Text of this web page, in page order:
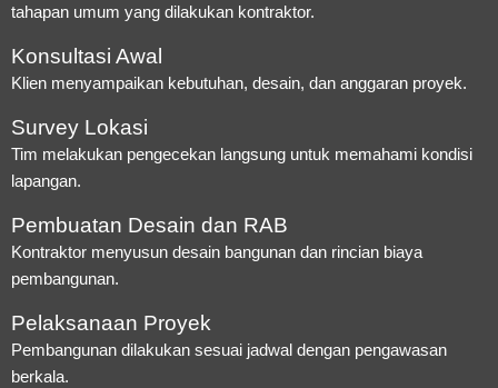
tahapan umum yang dilakukan kontraktor.
Konsultasi Awal
Klien menyampaikan kebutuhan, desain, dan anggaran proyek.
Survey Lokasi
Tim melakukan pengecekan langsung untuk memahami kondisi
lapangan.
Pembuatan Desain dan RAB
Kontraktor menyusun desain bangunan dan rincian biaya
pembangunan.
Pelaksanaan Proyek
Pembangunan dilakukan sesuai jadwal dengan pengawasan
berkala.